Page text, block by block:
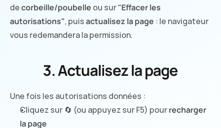
de corbeille/poubelle ou sur "Effacer les
autorisations", puis actualisez la page : le navigateur
vous redemandera la permission.
3. Actualisez la page
Une fois les autorisations données :
Cliquez sur 🔄 (ou appuyez sur F5) pour recharger
la page